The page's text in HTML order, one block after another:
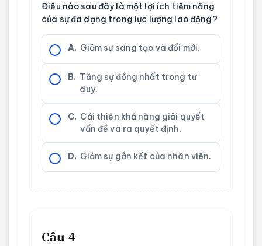
Điều nào sau đây là một lợi ích tiềm năng
của sự đa dạng trong lực lượng lao động?
A. Giảm sự sáng tạo và đổi mới.
B. Tăng sự đồng nhất trong tư
duy.
C. Cải thiện khả năng giải quyết
vấn đề và ra quyết định.
D. Giảm sự gắn kết của nhân viên.
Câu 4